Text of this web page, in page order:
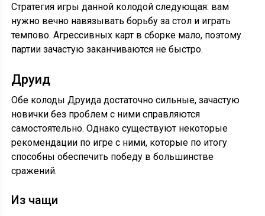
Стратегия игры данной колодой следующая: вам
нужно вечно навязывать борьбу за стол и играть
темпово. Агрессивных карт в сборке мало, поэтому
партии зачастую заканчиваются не быстро.
Друид
Обе колоды Друида достаточно сильные, зачастую
новички без проблем с ними справляются
самостоятельно. Однако существуют некоторые
рекомендации по игре с ними, которые по итогу
способны обеспечить победу в большинстве
сражений.
Из чащи